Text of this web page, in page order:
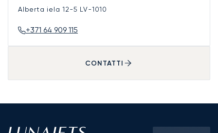
Alberta iela 12-5 LV-1010
+371 64 909 115
CONTATTI